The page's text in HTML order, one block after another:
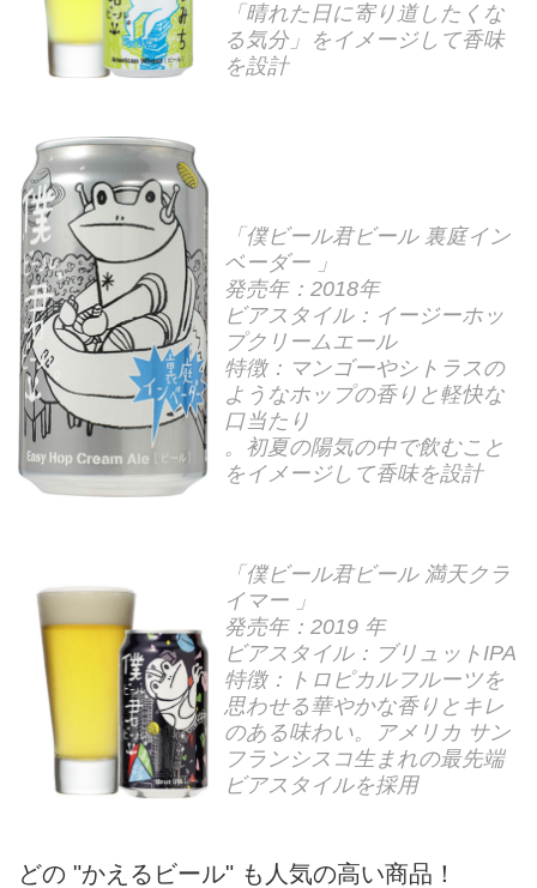
「晴れた日に寄り道したくな
る気分」をイメージして香味
を設計
「僕ビール君ビール 裏庭イン
ベーダー 」
発売年：2018年
ビアスタイル：イージーホッ
プクリームエール
特徴：マンゴーやシトラスの
ようなホップの香りと軽快な
口当たり
。初夏の陽気の中で飲むこと
をイメージして香味を設計
「僕ビール君ビール 満天クラ
イマー 」
発売年：2019 年
ビアスタイル：ブリュットIPA
特徴：トロピカルフルーツを
思わせる華やかな香りとキレ
のある味わい。アメリカ サン
フランシスコ生まれの最先端
ビアスタイルを採用
どの "かえるビール" も人気の高い商品！